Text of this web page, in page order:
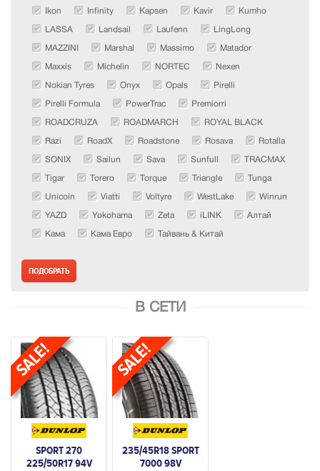
Ikon Infinity Kapsen Kavir Kumho
LASSA Landsail Laufenn LingLong
MAZZINI Marshal Massimo Matador
Maxxis Michelin NORTEC Nexen
Nokian Tyres Onyx Opals Pirelli
Pirelli Formula PowerTrac Premiorri
ROADCRUZA ROADMARCH ROYAL BLACK
Razi RoadX Roadstone Rosava Rotalla
SONIX Sailun Sava Sunfull TRACMAX
Tigar Torero Torque Triangle Tunga
Unicoin Viatti Voltyre WestLake Winrun
YAZD Yokohama Zeta iLINK Алтай
Кама Кама Евро Тайвань & Китай
В СЕТИ
SPORT 270
225/50R17 94V
235/45R18 SPORT
7000 98V